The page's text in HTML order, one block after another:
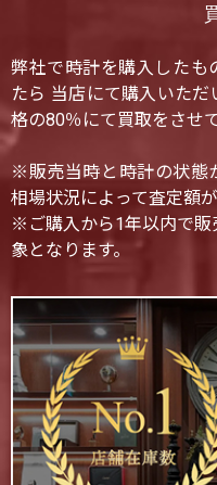
弊社で時計を購入したも
たら 当店にて購入いた
格の80％にて買取をさせ
※販売当時と時計の状態
相場状況によって査定額
※ご購入から1年以内で販
象となります。